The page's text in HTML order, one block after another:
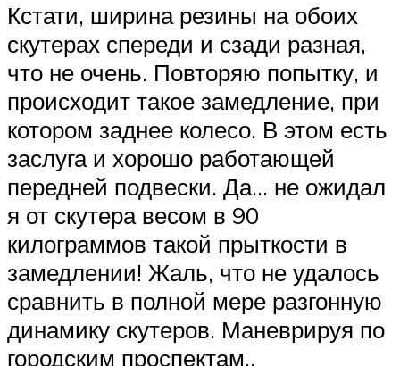
Кстати, ширина резины на обоих
скутерах спереди и сзади разная,
что не очень. Повторяю попытку, и
происходит такое замедление, при
котором заднее колесо. В этом есть
заслуга и хорошо работающей
передней подвески. Да… не ожидал
я от скутера весом в 90
килограммов такой прыткости в
замедлении! Жаль, что не удалось
сравнить в полной мере разгонную
динамику скутеров. Маневрируя по
городским проспектам,.